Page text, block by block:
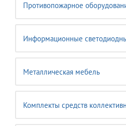
Противопожарное
Информационные
Металлическая мебель
Комплекты средств